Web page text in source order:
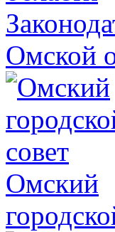
Омской
Омский